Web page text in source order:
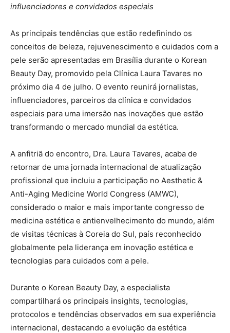
influenciadores e convidados especiais
As principais tendências que estão redefinindo os
conceitos de beleza, rejuvenescimento e cuidados com a
pele serão apresentadas em Brasília durante o Korean
Beauty Day, promovido pela Clínica Laura Tavares no
próximo dia 4 de julho. O evento reunirá jornalistas,
influenciadores, parceiros da clínica e convidados
especiais para uma imersão nas inovações que estão
transformando o mercado mundial da estética.
A anfitriã do encontro, Dra. Laura Tavares, acaba de
retornar de uma jornada internacional de atualização
profissional que incluiu a participação no Aesthetic &
Anti-Aging Medicine World Congress (AMWC),
considerado o maior e mais importante congresso de
medicina estética e antienvelhecimento do mundo, além
de visitas técnicas à Coreia do Sul, país reconhecido
globalmente pela liderança em inovação estética e
tecnologias para cuidados com a pele.
Durante o Korean Beauty Day, a especialista
compartilhará os principais insights, tecnologias,
protocolos e tendências observados em sua experiência
internacional, destacando a evolução da estética